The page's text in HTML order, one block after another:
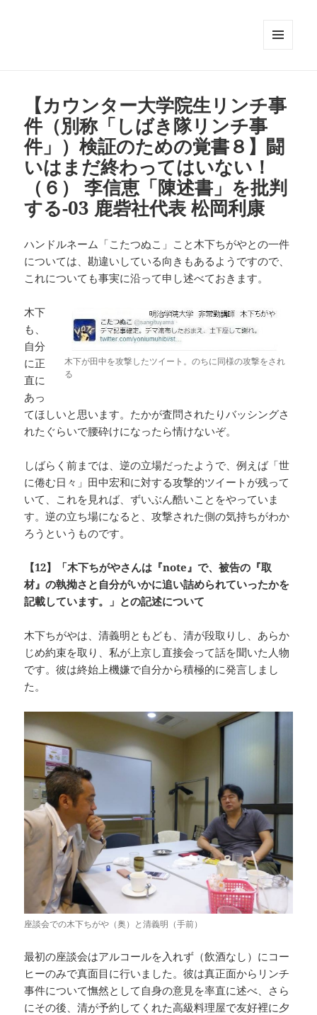
ット
【カウンター大学院生リンチ事
件（別称「しばき隊リンチ事
件」）検証のための覚書８】闘
いはまだ終わってはいない！
（６） 李信恵「陳述書」を批判
する-03 鹿砦社代表 松岡利康
ハンドルネーム「こたつぬこ」こと木下ちがやとの一件
については、勘違いしている向きもあるようですので、
これについても事実に沿って申し述べておきます。
木下が田中を攻撃したツイート。のちに同様の攻撃をされ
る
木下
も、
自分
に正
直に
あっ
てほしいと思います。たかが査問されたりバッシングさ
れたぐらいで腰砕けになったら情けないぞ。
しばらく前までは、逆の立場だったようで、例えば「世
に倦む日々」田中宏和に対する攻撃的ツイートが残って
いて、これを見れば、ずいぶん酷いことをやっていま
す。逆の立ち場になると、攻撃された側の気持ちがわか
ろうというものです。
【12】「木下ちがやさんは『note』で、被告の『取
材』の執拗さと自分がいかに追い詰められていったかを
記載しています。」との記述について
木下ちがやは、清義明ともども、清が段取りし、あらか
じめ約束を取り、私が上京し直接会って話を聞いた人物
です。彼は終始上機嫌で自分から積極的に発言しまし
た。
座談会での木下ちがや（奥）と清義明（手前）
最初の座談会はアルコールを入れず（飲酒なし）にコー
ヒーのみで真面目に行いました。彼は真正面からリンチ
事件について憮然として自身の意見を率直に述べ、さら
にその後、清が予約してくれた高級料理屋で友好裡に夕